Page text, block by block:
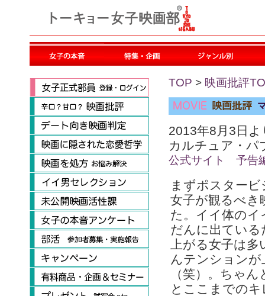
TOP > 映画批評
2013年8月3日
カルチュア・パ
公式サイト 予告
まずポスター
女子が観るべき
た。イイ体の
だんに出てい
上がる女子は
んテンション
（笑）。ちゃ
とここまでの